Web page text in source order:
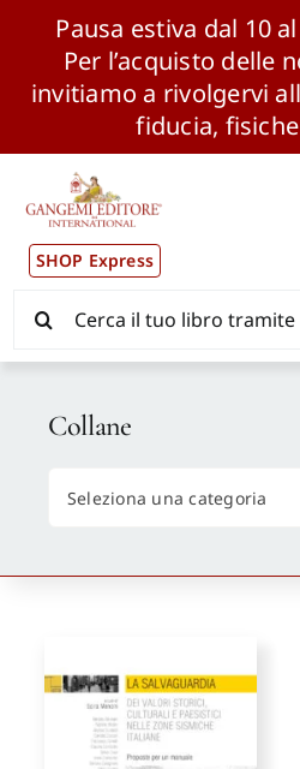
Pausa estiva dal 10
Per l’acquisto delle
invitiamo a rivolgervi
fiducia,
contenuto
SHOP Express
Pubblicazioni
News ed Eventi
Distribuzione Wolrdwide
CONSIP / MEPA / ANVUR /
Autori
Proposte di pubblicazione
per:
Collane
Seleziona una categoria